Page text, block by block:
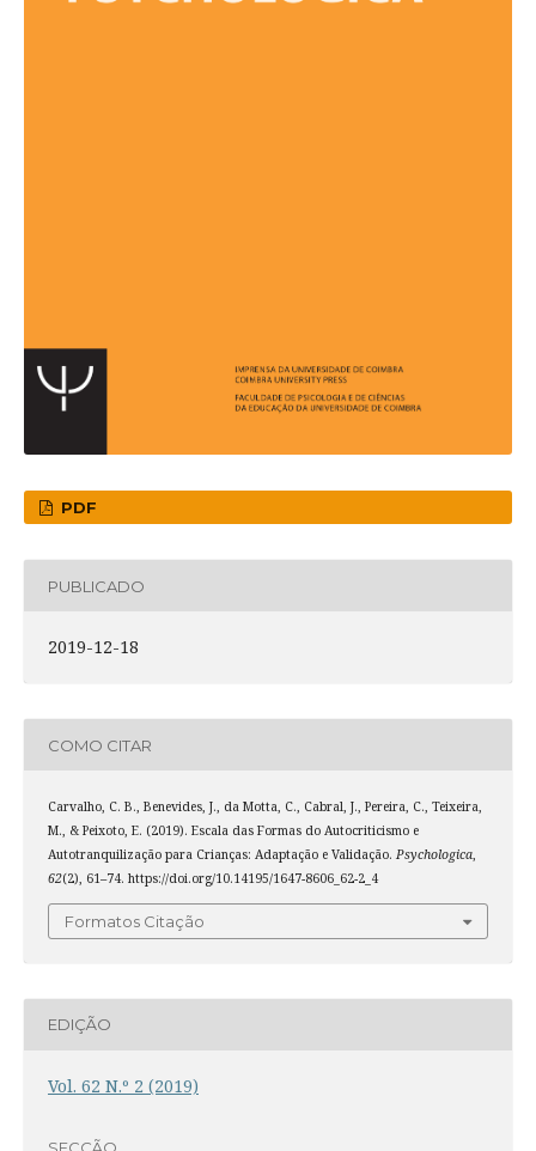
PDF
PUBLICADO
2019-12-18
COMO CITAR
Carvalho, C. B., Benevides, J., da Motta, C., Cabral, J., Pereira, C., Teixeira,
M., & Peixoto, E. (2019). Escala das Formas do Autocriticismo e
Autotranquilização para Crianças: Adaptação e Validação. Psychologica,
62(2), 61–74. https://doi.org/10.14195/1647-8606_62-2_4
Formatos Citação
EDIÇÃO
Vol. 62 N.º 2 (2019)